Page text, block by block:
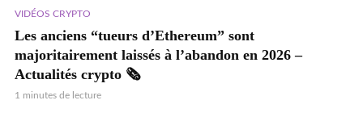
VIDÉOS CRYPTO
Les anciens “tueurs d’Ethereum” sont
majoritairement laissés à l’abandon en 2026 –
Actualités crypto 🗞️
1 minutes de lecture